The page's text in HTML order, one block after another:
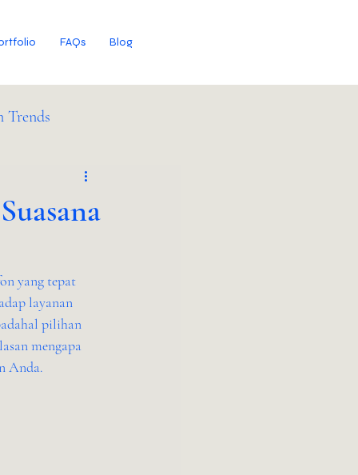
FAQs Blog
Trends
yang tepat
layanan
pilihan
mengapa
Anda.